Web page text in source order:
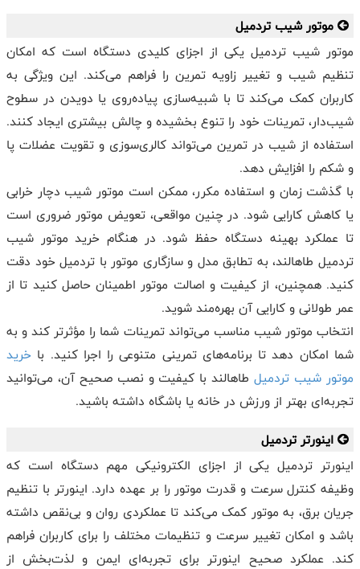
موتور شیب تردمیل
موتور شیب تردمیل یکی از اجزای کلیدی دستگاه است که امکان
تنظیم شیب و تغییر زاویه تمرین را فراهم می‌کند. این ویژگی به
کاربران کمک می‌کند تا با شبیه‌سازی پیاده‌روی یا دویدن در سطوح
شیب‌دار، تمرینات خود را تنوع بخشیده و چالش بیشتری ایجاد کنند.
استفاده از شیب در تمرین می‌تواند کالری‌سوزی و تقویت عضلات پا
و شکم را افزایش دهد.
با گذشت زمان و استفاده مکرر، ممکن است موتور شیب دچار خرابی
یا کاهش کارایی شود. در چنین مواقعی، تعویض موتور ضروری است
تا عملکرد بهینه دستگاه حفظ شود. در هنگام خرید موتور شیب
تردمیل طاهالند، به تطابق مدل و سازگاری موتور با تردمیل خود دقت
کنید. همچنین، از کیفیت و اصالت موتور اطمینان حاصل کنید تا از
عمر طولانی و کارایی آن بهره‌مند شوید.
انتخاب موتور شیب مناسب می‌تواند تمرینات شما را مؤثرتر کند و به
شما امکان دهد تا برنامه‌های تمرینی متنوعی را اجرا کنید. با خرید
موتور شیب تردمیلطاهالند با کیفیت و نصب صحیح آن، می‌توانید
تجربه‌ای بهتر از ورزش در خانه یا باشگاه داشته باشید.
اینورتر تردمیل
اینورتر تردمیل یکی از اجزای الکترونیکی مهم دستگاه است که
وظیفه کنترل سرعت و قدرت موتور را بر عهده دارد. اینورتر با تنظیم
جریان برق، به موتور کمک می‌کند تا عملکردی روان و بی‌نقص داشته
باشد و امکان تغییر سرعت و تنظیمات مختلف را برای کاربران فراهم
کند. عملکرد صحیح اینورتر برای تجربه‌ای ایمن و لذت‌بخش از